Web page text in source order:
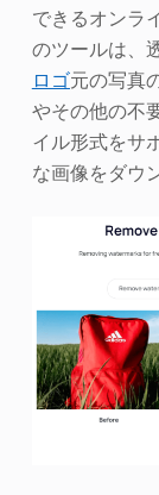
できるオンラ
のツールは、
ロゴ元の写真
やその他の不
イル形式をサ
な画像をダウ